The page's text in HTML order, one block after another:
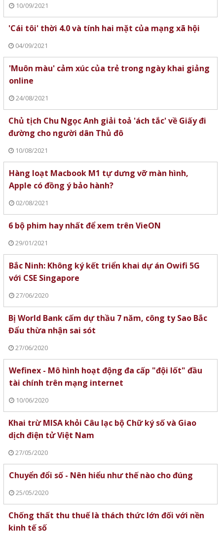
10/09/2021
'Cái tôi' thời 4.0 và tính hai mặt của mạng xã hội
04/09/2021
'Muôn màu' cảm xúc của trẻ trong ngày khai giảng
online
24/08/2021
Chủ tịch Chu Ngọc Anh giải toả 'ách tắc' về Giấy đi
đường cho người dân Thủ đô
10/08/2021
Hàng loạt Macbook M1 tự dưng vỡ màn hình,
Apple có đồng ý bảo hành?
02/08/2021
6 bộ phim hay nhất để xem trên VieON
29/01/2021
Bắc Ninh: Không ký kết triển khai dự án Owifi 5G
với CSE Singapore
27/06/2020
Bị World Bank cấm dự thầu 7 năm, công ty Sao Bắc
Đẩu thừa nhận sai sót
27/06/2020
Wefinex - Mô hình hoạt động đa cấp "đội lốt" đầu
tài chính trên mạng internet
10/06/2020
Khai trừ MISA khỏi Câu lạc bộ Chữ ký số và Giao
dịch điện tử Việt Nam
27/05/2020
Chuyển đổi số - Nên hiểu như thế nào cho đúng
25/05/2020
Chống thất thu thuế là thách thức lớn đối với nền
kinh tế số